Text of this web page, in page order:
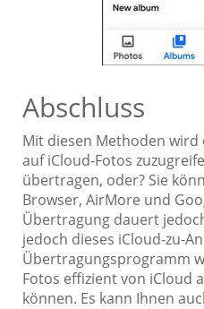
Abschluss
Mit diesen Methoden
auf iCloud-Fotos
übertragen, oder? Sie
Browser, AirMore und
Übertragung dauert
jedoch dieses iCloud-zu-
Übertragungsprogramm
Fotos effizient von iCloud
können. Es kann Ihnen